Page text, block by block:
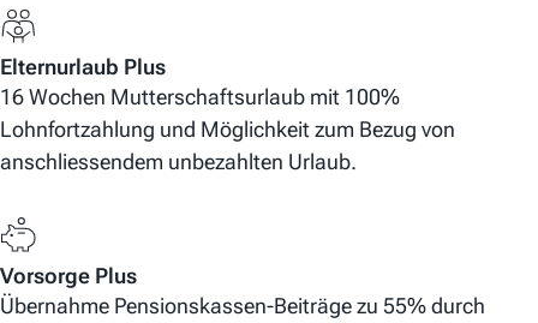
Elternurlaub Plus
16 Wochen Mutterschaftsurlaub mit 100%
Lohnfortzahlung und Möglichkeit zum Bezug von
anschliessendem unbezahlten Urlaub.
Vorsorge Plus
Übernahme Pensionskassen-Beiträge zu 55% durch